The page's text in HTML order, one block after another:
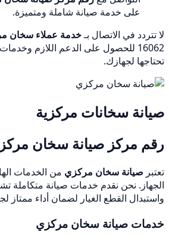
على خدمة صيانة شاملة ومتميزة.
لا تتردد في الاتصال بـخدمة عملاء سخان
16062 للحصول على الدعم اللازم
تحتاجها لجهازك.
صيانة سخانات مركزية
رقم مركز صيانة سخان
تعتبر صيانة سخان مركزي من الخدمات
الجهاز. نحن نقدم خدمات صيانة متكاملة
واستبدال القطع الغيار لضمان أداء ممتاز
خدمات صيانة سخان مركزي